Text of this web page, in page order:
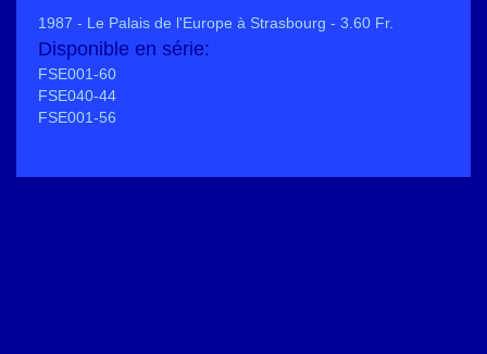
1987 - Le Palais de l'Europe à Strasbourg - 3.60 Fr.
Disponible en série:
FSE001-60
FSE040-44
FSE001-56